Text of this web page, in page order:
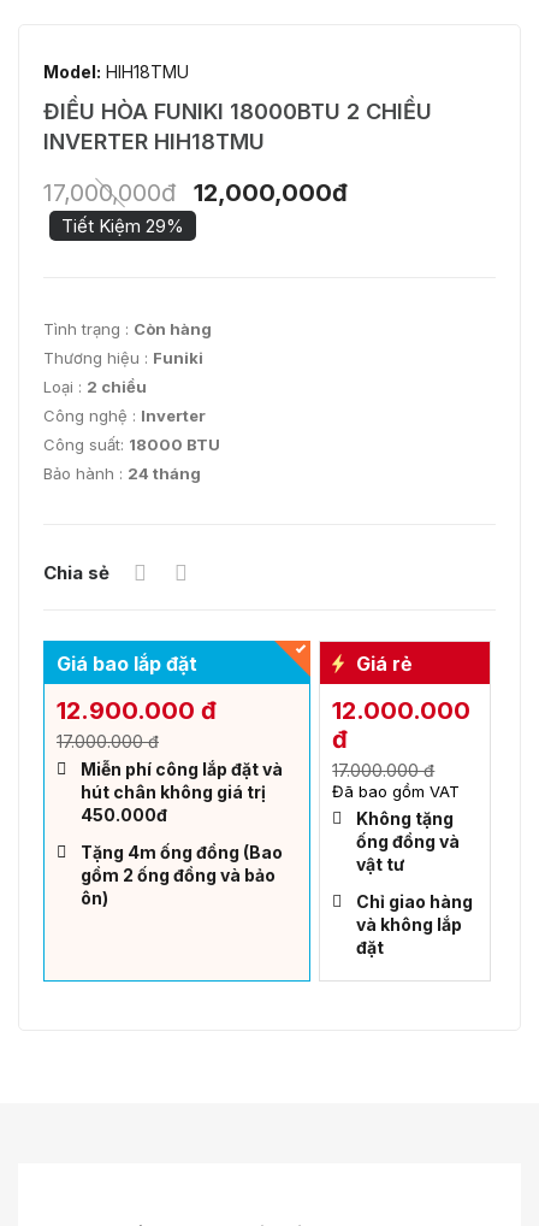
Model: HIH18TMU
ĐIỀU HÒA FUNIKI 18000BTU 2 CHIỀU
INVERTER HIH18TMU
17,000,000đ 12,000,000đ
Tiết Kiệm 29%
Tình trạng : Còn hàng
Thương hiệu : Funiki
Loại : 2 chiều
Công nghệ : Inverter
Công suất: 18000 BTU
Bảo hành : 24 tháng
Chia sẻ
Giá bao lắp đặt
12.900.000 đ
17.000.000 đ
Miễn phí công lắp đặt và
hút chân không giá trị
450.000đ
Tặng 4m ống đồng (Bao
gồm 2 ống đồng và bảo
ôn)
Giá rẻ
12.000.000
đ
17.000.000 đ
Đã bao gồm VAT
Không tặng
ống đồng và
vật tư
Chỉ giao hàng
và không lắp
đặt